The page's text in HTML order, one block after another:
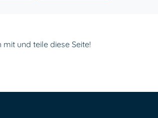
mit und teile diese Seite!